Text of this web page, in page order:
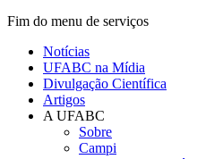
Fim do menu de serviços
Notícias
UFABC na Mídia
Divulgação Científica
Artigos
A UFABC
Sobre
Campi